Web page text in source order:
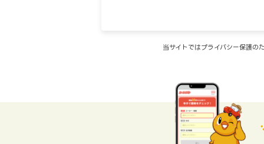
当サイトではプライバシー保護の